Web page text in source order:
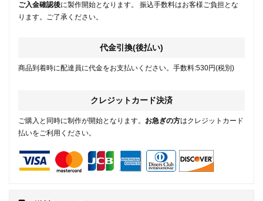
ご入金確認後に製作開始となります。 振込手数料はお客様ご負担とな
ります。ご了承ください。
代金引換(後払い)
商品到着時に配達員に代金をお支払いください。手数料:530円(税別)
クレジットカード決済
ご購入と同時に制作が開始となります。 お急ぎの方はクレジットカード
払いをご利用ください。